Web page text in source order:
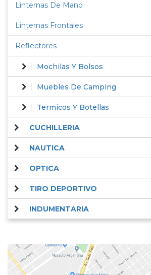
Linternas De Mano
Linternas Frontales
Reflectores
Mochilas Y Bolsos
Muebles De Camping
Termicos Y Botellas
CUCHILLERIA
NAUTICA
OPTICA
TIRO DEPORTIVO
INDUMENTARIA